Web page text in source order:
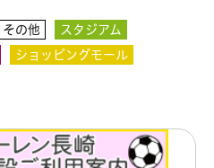
その他
スタジアム
ショッピングモール